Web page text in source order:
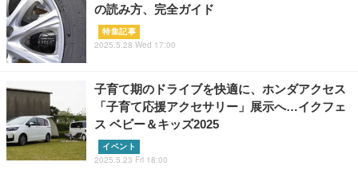
の読み方、完全ガイド
特集記事
2025.5.28 Wed 17:00
子育て期のドライブを快適に、ホンダアクセス
「子育て応援アクセサリー」展示へ…イクフェ
ス ベビー＆キッズ2025
イベント
2025.5.23 Fri 18:00